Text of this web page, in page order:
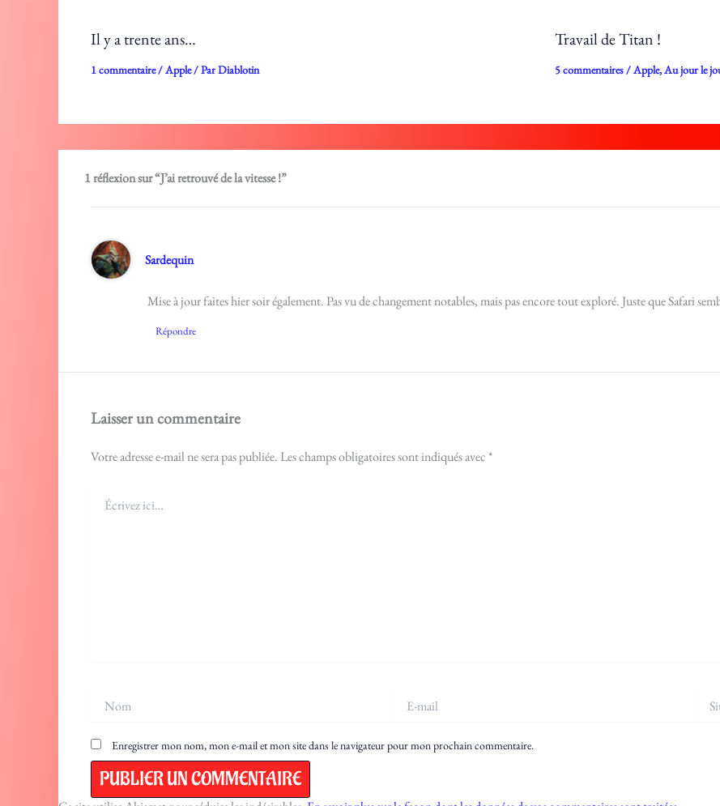
Il y a trente ans…
1 commentaire / Apple/ ParDiablotin
Travail de Titan !
5 commentaires / Apple, Au jour le
1 réflexion sur “J’ai retrouvé de la vitesse !”
Sardequin
Mise à jour faites hier soir également. Pas vu de changement notables, mais pas encore tout exploré. Juste que Safari
Répondre
Laisser un commentaire
Votre adresse e-mail ne sera pas publiée.Les champs obligatoires sont indiqués avec *
ici…
mail
Enregistrer mon nom, mon e-mail et mon site dans le navigateur pour mon prochain commentaire.